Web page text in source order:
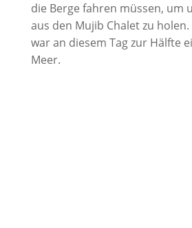
die Berge fahren müssen, um
aus den Mujib Chalet zu
war an diesem Tag zur Hälfte
Meer.